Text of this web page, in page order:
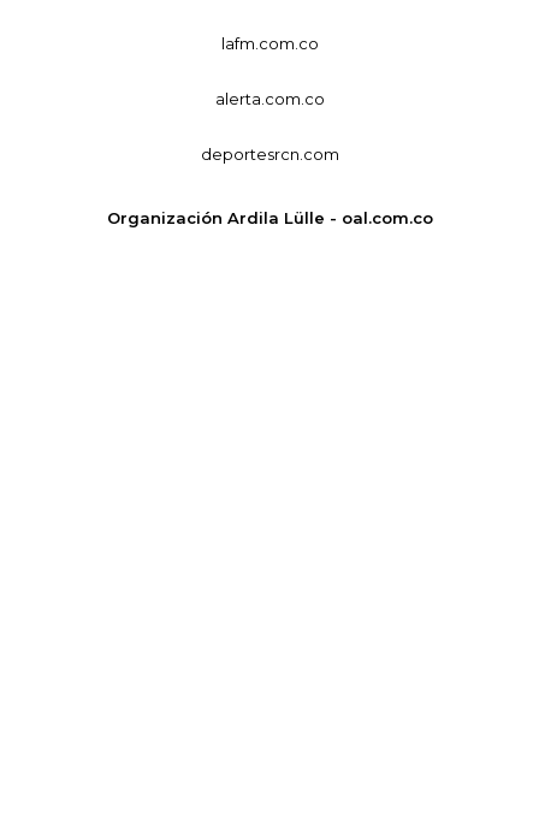
lafm.com.co
alerta.com.co
deportesrcn.com
Organización Ardila Lülle - oal.com.co